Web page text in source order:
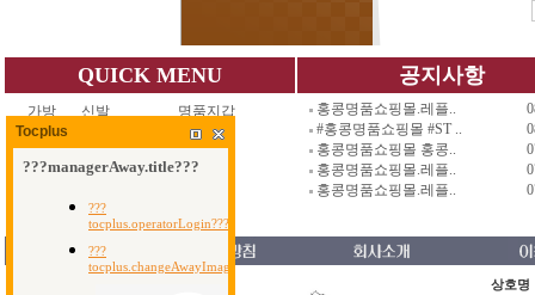
QUICK MENU
가방 신발
명품지갑
지갑
남자백팩
벨트
세일코너
남자가방
스페셜오더
공지사항
홍콩명품쇼핑몰.레플..
#홍콩명품쇼핑몰 #ST ..
홍콩명품쇼핑몰 홍콩..
홍콩명품쇼핑몰.레플..
홍콩명품쇼핑몰.레플..
상호
Tocplus